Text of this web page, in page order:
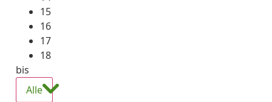
15
16
17
18
bis
Alle